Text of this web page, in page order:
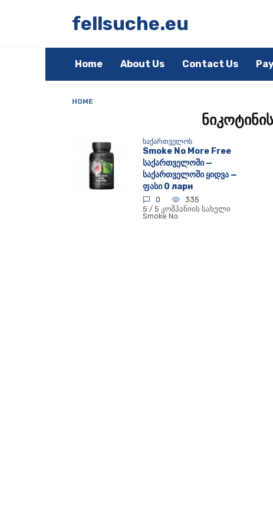
fellsuche.eu
Home About Us Contact Us
HOME
ᲡᲐᲥᲐᲠᲗᲕᲔᲚᲝᲡ
Smoke No More Free
საქართველოში —
საქართველოში ყიდვა —
ფასი 0 лари
0
335
5 / 5 კომპანიის სახელი
Smoke No